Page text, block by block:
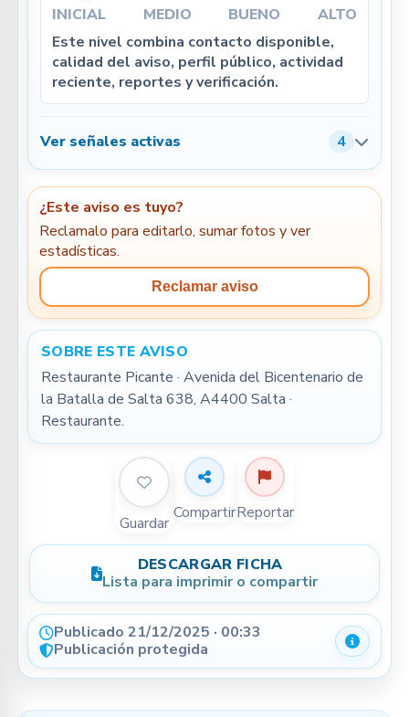
INICIAL MEDIO BUENO
ALTO
Este nivel combina contacto disponible,
calidad del aviso, perfil público, actividad
reciente, reportes y verificación.
Ver señales activas 4
¿Este aviso es tuyo?
Reclamalo para editarlo, sumar fotos y ver
estadísticas.
Reclamar aviso
SOBRE ESTE AVISO
Restaurante Picante · Avenida del Bicentenario de
la Batalla de Salta 638, A4400 Salta ·
Restaurante.
Guardar
CompartirReportar
DESCARGAR FICHA
Lista para imprimir o compartir
Publicado 21/12/2025 · 00:33
Publicación protegida